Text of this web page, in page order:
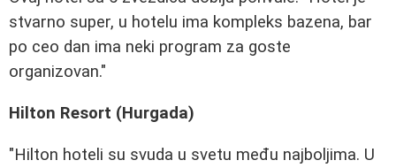
stvarno super, u hotelu ima kompleks bazena, bar
po ceo dan ima neki program za goste
organizovan."
Hilton Resort (Hurgada)
"Hilton hoteli su svuda u svetu među najboljima. U